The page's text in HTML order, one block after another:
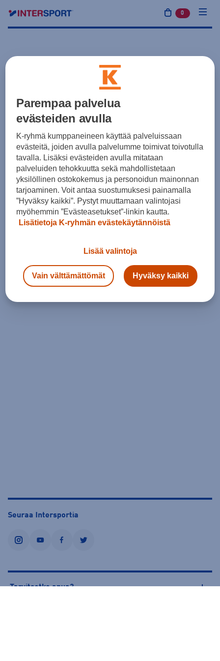
0 tuotetta
Seuraa Intersportia
instagramyoutubefacebooktwitter
Tarvitsetko apua?
Parempaa palvelua
evästeiden avulla
K-ryhmä kumppaneineen käyttää palveluissaan
evästeitä, joiden avulla palvelumme toimivat toivotulla
tavalla. Lisäksi evästeiden avulla mitataan
palveluiden tehokkuutta sekä mahdollistetaan
yksilöllinen ostokokemus ja personoidun mainonnan
tarjoaminen. Voit antaa suostumuksesi painamalla
”Hyväksy kaikki”. Pystyt muuttamaan valintojasi
myöhemmin ”Evästeasetukset”-linkin kautta.
Lisätietoja K-ryhmän evästekäytännöistä
Lisää valintoja
Vain välttämättömät Hyväksy kaikki